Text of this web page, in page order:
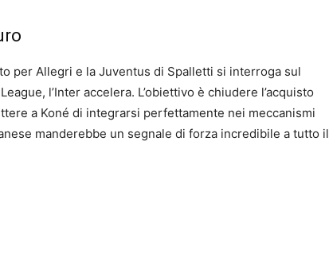
per Allegri e la Juventus di Spalletti si interroga sul
l’Inter accelera. L’obiettivo è chiudere l’acquisto
a Koné di integrarsi perfettamente nei meccanismi
manderebbe un segnale di forza incredibile a tutto il